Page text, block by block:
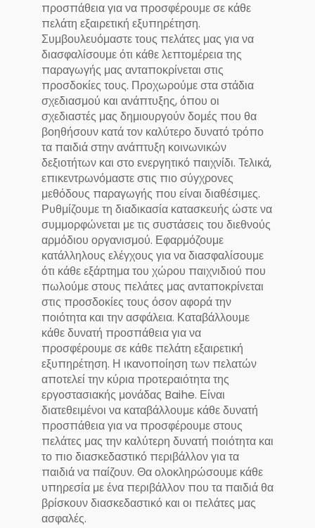
προσπάθεια για να προσφέρουμε σε κάθε
πελάτη εξαιρετική εξυπηρέτηση.
Συμβουλευόμαστε τους πελάτες μας για να
διασφαλίσουμε ότι κάθε λεπτομέρεια της
παραγωγής μας ανταποκρίνεται στις
προσδοκίες τους. Προχωρούμε στα στάδια
σχεδιασμού και ανάπτυξης, όπου οι
σχεδιαστές μας δημιουργούν δομές που θα
βοηθήσουν κατά τον καλύτερο δυνατό τρόπο
τα παιδιά στην ανάπτυξη κοινωνικών
δεξιοτήτων και στο ενεργητικό παιχνίδι. Τελικά,
επικεντρωνόμαστε στις πιο σύγχρονες
μεθόδους παραγωγής που είναι διαθέσιμες.
Ρυθμίζουμε τη διαδικασία κατασκευής ώστε να
συμμορφώνεται με τις συστάσεις του διεθνούς
αρμόδιου οργανισμού. Εφαρμόζουμε
κατάλληλους ελέγχους για να διασφαλίσουμε
ότι κάθε εξάρτημα του χώρου παιχνιδιού που
πωλούμε στους πελάτες μας ανταποκρίνεται
στις προσδοκίες τους όσον αφορά την
ποιότητα και την ασφάλεια. Καταβάλλουμε
κάθε δυνατή προσπάθεια για να
προσφέρουμε σε κάθε πελάτη εξαιρετική
εξυπηρέτηση. Η ικανοποίηση των πελατών
αποτελεί την κύρια προτεραιότητα της
εργοστασιακής μονάδας Baihe. Είναι
διατεθειμένοι να καταβάλλουμε κάθε δυνατή
προσπάθεια για να προσφέρουμε στους
πελάτες μας την καλύτερη δυνατή ποιότητα και
το πιο διασκεδαστικό περιβάλλον για τα
παιδιά να παίζουν. Θα ολοκληρώσουμε κάθε
υπηρεσία με ένα περιβάλλον που τα παιδιά θα
βρίσκουν διασκεδαστικό και οι πελάτες μας
ασφαλές.